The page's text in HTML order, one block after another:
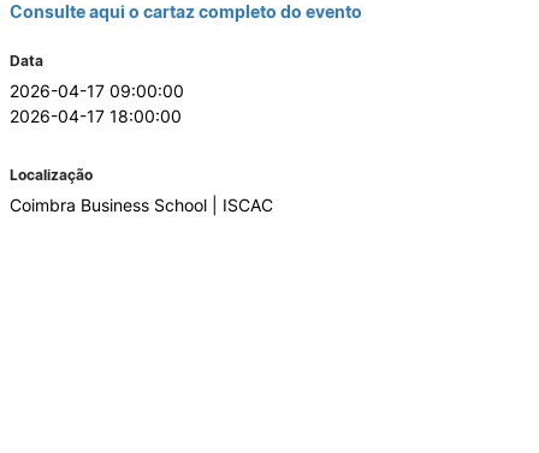
Consulte aqui o cartaz completo do evento
Data
2026-04-17 09:00:00
2026-04-17 18:00:00
Localização
Coimbra Business School | ISCAC